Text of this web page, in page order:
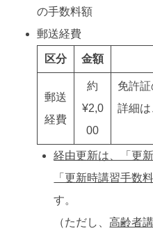
の手数料額
郵送経費
区分 金額
郵送
経費
約
¥2,0
00
免許証
詳細
経由更新は、「更
「更新時講習手数
す。
（ただし、高齢者